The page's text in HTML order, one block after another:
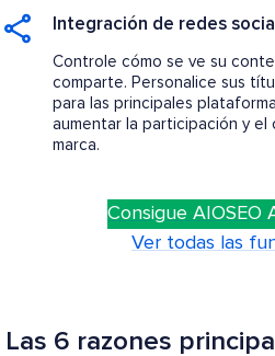
Integración de redes
Controle cómo se ve su
comparte. Personalice sus
para las principales
aumentar la participación y el
marca.
Consigue AIOSEO
Ver todas las
Las 6 razones